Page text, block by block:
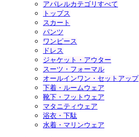
アパレルカテゴリすべて
トップス
スカート
パンツ
ワンピース
ドレス
ジャケット・アウター
スーツ・フォーマル
オールインワン・セットアップ
下着・ルームウェア
靴下・フットウェア
マタニティウェア
浴衣・下駄
水着・マリンウェア